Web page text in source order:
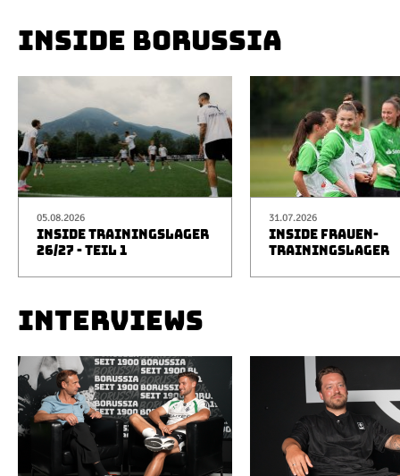
INSIDE BORUSSIA
05.08.2026
INSIDE TRAININGSLAGER
26/27 - TEIL 1
31.07.2026
INSIDE FRAUEN-
TRAININGSLAGER
INTERVIEWS